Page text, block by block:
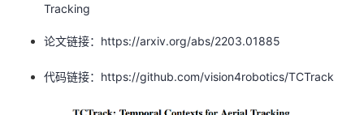
验
收
藏
议
Tracking
论文链接：https://arxiv.org/abs/2203.01885
代码链接：https://github.com/vision4robotics/TCTrack